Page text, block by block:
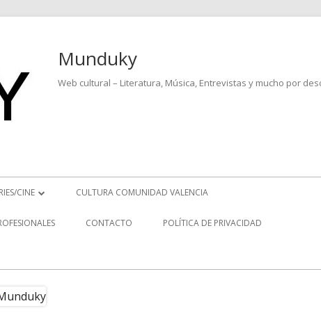
Munduky
Web cultural – Literatura, Música, Entrevistas y mucho por
CINE CULTURA COMUNIDAD VALENCIA
CONTACTO POLÍTICA DE PRIVACIDAD